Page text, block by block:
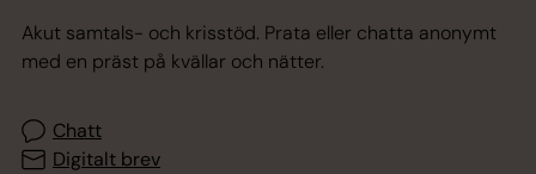
Akut samtals- och krisstöd. Prata eller chatta anonymt
med en präst på kvällar och nätter.
Chatt
Digitalt brev